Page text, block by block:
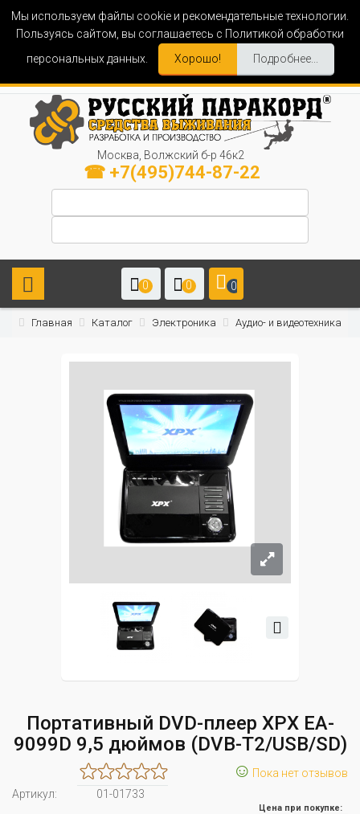
Мы используем файлы cookie и рекомендательные технологии.
Пользуясь сайтом, вы соглашаетесь с Политикой обработки
персональных данных.
Хорошо! Подробнее...
Москва, Волжский б-р 46к2
☎ +7(495)744-87-22
0 0 0
Главная Каталог Электроника Аудио- и видеотехника
Портативный DVD-плеер XPX EA-
9099D 9,5 дюймов (DVB-T2/USB/SD)
☺ Пока нет отзывов
Артикул:
01-01733
Цена при покупке: